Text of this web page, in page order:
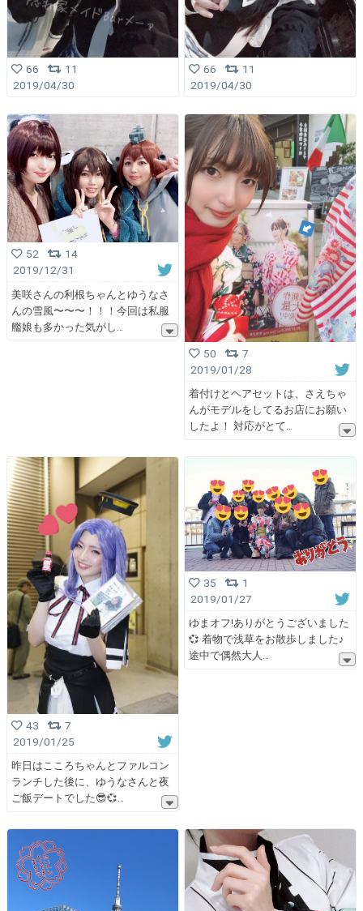
66
11
2019/04/30
66
11
2019/04/30
52
14
2019/12/31
美咲さんの利根ちゃんとゆうなさ
んの雪風〜〜〜！！！今回は私服
艦娘も多かった気がし
50
7
2019/01/28
着付けとヘアセットは、さえちゃ
んがモデルをしてるお店にお願い
したよ！ 対応がとて
43
7
2019/01/25
昨日はこころちゃんとファルコン
ランチした後に、ゆうなさんと夜
ご飯デートでした😎💞
35
1
2019/01/27
ゆまオフ!ありがとうございました
💞 着物で浅草をお散歩しました♪
途中で偶然大人